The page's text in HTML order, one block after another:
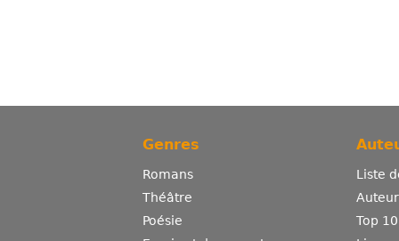
Genres
Romans
Théâtre
Poésie
Liste
Top